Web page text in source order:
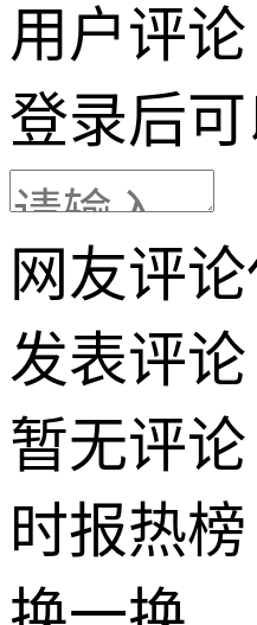
用户评论
登录后
网友评
发表评论
暂无评论
时报热榜